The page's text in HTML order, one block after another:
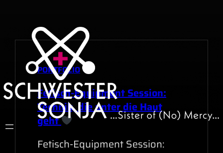
springen
PORTFOLIOJAN. 23, 2026
Fetisch-Equipment Session:
Technik, die unter die Haut
geht
Fetisch-Equipment Session: